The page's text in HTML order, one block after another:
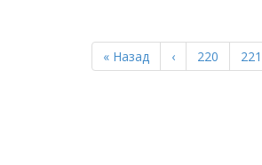
Перша
сторінка
« Назад
Попередня
сторінка
‹ Page
220 Page
221